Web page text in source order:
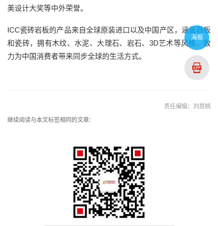
美设计大奖等中外荣誉。
ICC瓷砖岩板的产品来自全球原装进口以及中国产区，涵盖岩板
和瓷砖，拥有木纹、水泥、大理石、岩石、3D艺术等风格，致
力为中国消费者带来同步全球的生活方式。
责任编辑：刘思桃
继续阅读与本文标签相同的文章：
海报